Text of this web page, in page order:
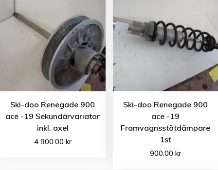
Ski-doo Renegade 900
ace -19 Sekundärvariator
inkl. axel
4 900.00 kr
Ski-doo Renegade 900
ace -19
Framvagnsstötdämpare
1st
900.00 kr